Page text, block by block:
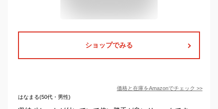
ショップでみる
価格と在庫をAmazonでチェック >>
はなまる(50代・男性)